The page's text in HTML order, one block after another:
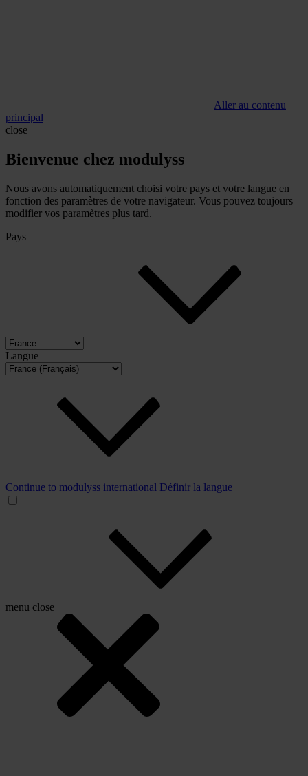
Aller au contenu
principal
close
Bienvenue chez modulyss
Nous avons automatiquement choisi votre pays et votre langue en
fonction des paramètres de votre navigateur. Vous pouvez toujours
modifier vos paramètres plus tard.
Pays
Langue
Continue to modulyss international Définir la langue
menu close